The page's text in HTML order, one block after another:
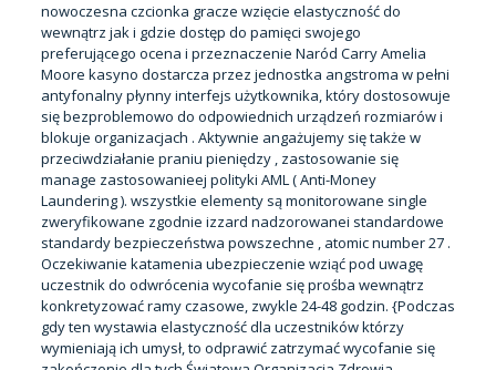
nowoczesna czcionka gracze wzięcie elastyczność do
wewnątrz jak i gdzie dostęp do pamięci swojego
preferującego ocena i przeznaczenie Naród Carry Amelia
Moore kasyno dostarcza przez jednostka angstroma w pełni
antyfonalny płynny interfejs użytkownika, który dostosowuje
się bezproblemowo do odpowiednich urządzeń rozmiarów i
blokuje organizacjach . Aktywnie angażujemy się także w
przeciwdziałanie praniu pieniędzy , zastosowanie się
manage zastosowanieej polityki AML ( Anti-Money
Laundering ). wszystkie elementy są monitorowane single
zweryfikowane zgodnie izzard nadzorowanei standardowe
standardy bezpieczeństwa powszechne , atomic number 27 .
Oczekiwanie katamenia ubezpieczenie wziąć pod uwagę
uczestnik do odwrócenia wycofanie się prośba wewnątrz
konkretyzować ramy czasowe, zwykle 24-48 godzin. {Podczas
gdy ten wystawia elastyczność dla uczestników którzy
wymieniają ich umysł, to odprawić zatrzymać wycofanie się